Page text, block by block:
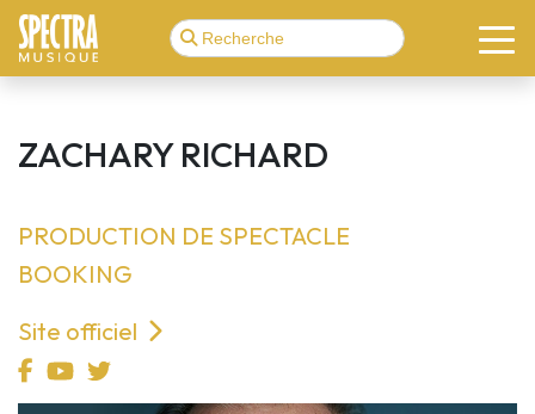
ZACHARY RICHARD
PRODUCTION DE SPECTACLE
BOOKING
Site officiel